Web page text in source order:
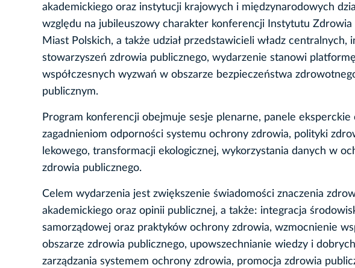
akademickiego oraz instytucji krajowych i międzynarodowych
względu na jubileuszowy charakter konferencji Instytutu
Miast Polskich, a także udział przedstawicieli władz
stowarzyszeń zdrowia publicznego, wydarzenie stanowi
współczesnych wyzwań w obszarze bezpieczeństwa
publicznym.
Program konferencji obejmuje sesje plenarne, panele
zagadnieniom odporności systemu ochrony zdrowia, polityki
lekowego, transformacji ekologicznej, wykorzystania danych w
zdrowia publicznego.
Celem wydarzenia jest zwiększenie świadomości znaczenia
akademickiego oraz opinii publicznej, a także: integracja
samorządowej oraz praktyków ochrony zdrowia, wzmocnienie
obszarze zdrowia publicznego, upowszechnianie wiedzy i
zarządzania systemem ochrony zdrowia, promocja zdrowia